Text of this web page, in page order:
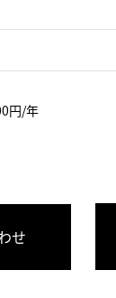
円/年
せ